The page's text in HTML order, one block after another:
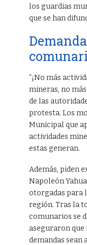
los guardias
que se han
“¡No más
mineras, no
de las
protesta. Los
Municipal que
actividades
estas generan.
Además, piden
Napoleón
otorgadas para
región. Tras la
comunarios se
aseguraron que
demandas sean